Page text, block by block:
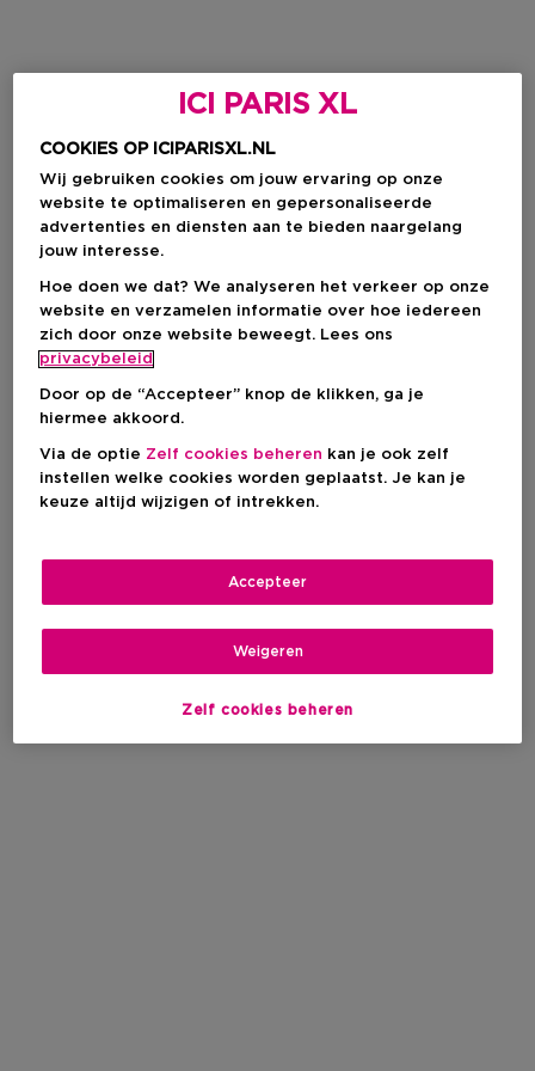
ICI PARIS XL
COOKIES OP ICIPARISXL.NL
Wij gebruiken cookies om jouw ervaring op onze
website te optimaliseren en gepersonaliseerde
advertenties en diensten aan te bieden naargelang
jouw interesse.
Hoe doen we dat? We analyseren het verkeer op onze
website en verzamelen informatie over hoe iedereen
zich door onze website beweegt. Lees ons
privacybeleid
Door op de “Accepteer” knop de klikken, ga je
hiermee akkoord.
Via de optie Zelf cookies beheren kan je ook zelf
instellen welke cookies worden geplaatst. Je kan je
keuze altijd wijzigen of intrekken.
Zelf cookies beheren
Weigeren
Accepteer